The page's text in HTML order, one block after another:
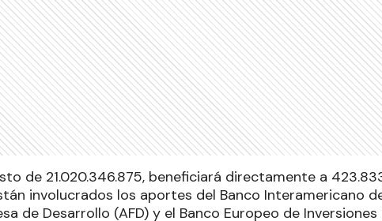
de 21.020.346.875, beneficiará directamente a
involucrados los aportes del Banco Interamericano
de Desarrollo (AFD) y el Banco Europeo de Inversiones